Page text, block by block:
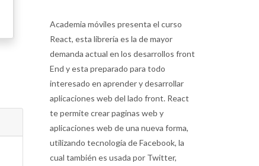
Academia móviles presenta el curso
React, esta librería es la de mayor
demanda actual en los desarrollos front
End y esta preparado para todo
interesado en aprender y desarrollar
aplicaciones web del lado front. React
te permite crear paginas web y
aplicaciones web de una nueva forma,
utilizando tecnología de Facebook, la
cual también es usada por Twitter,